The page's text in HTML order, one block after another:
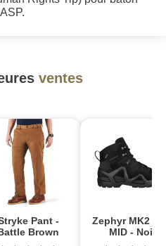
ventes
Pant -
Brown
Zephyr MK2
MID - Noir